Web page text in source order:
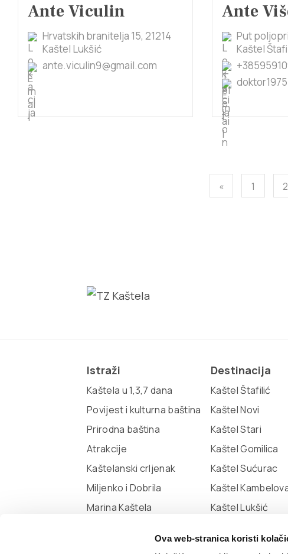
Ova web-stranica koristi
Ante Viculin
Hrvatskih branitelja 15, 21214
Kaštel Lukšić
ante.viculin9@gmail.com
Ante
Put
Kaštel
« 1 2
Istraži
Kaštela u 1,3,7 dana
Povijest i kulturna baština
Prirodna baština
Atrakcije
Kaštelanski crljenak
Miljenko i Dobrila
Marina Kaštela
Destinacija
Kaštel Štafilić
Kaštel Novi
Kaštel Stari
Kaštel Gomilica
Kaštel Sućurac
Kaštel
Kaštel Lukšić